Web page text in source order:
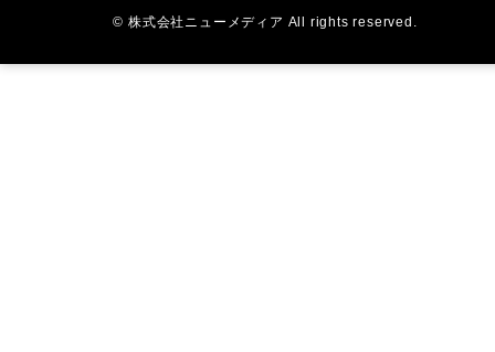
© 株式会社ニューメディア All rights reserved.